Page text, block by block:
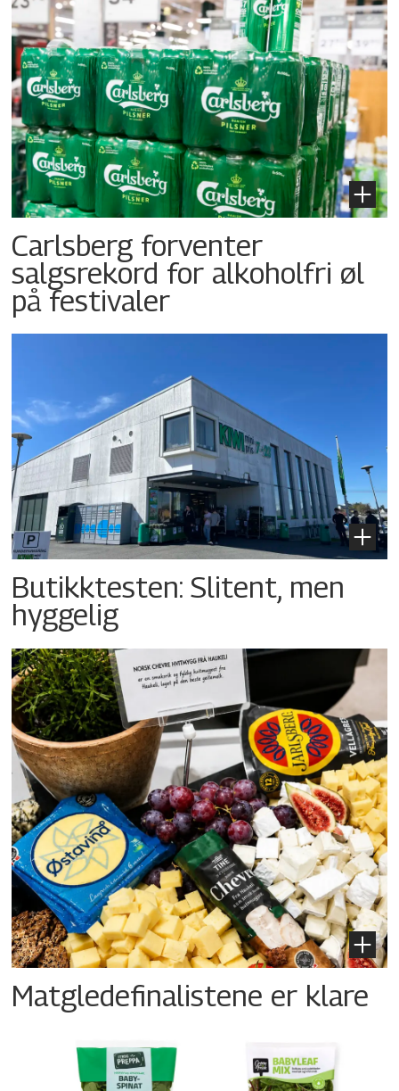
Carlsberg forventer
salgsrekord for alkoholfri øl
på festivaler
Butikktesten: Slitent, men
hyggelig
Matgledefinalistene er klare